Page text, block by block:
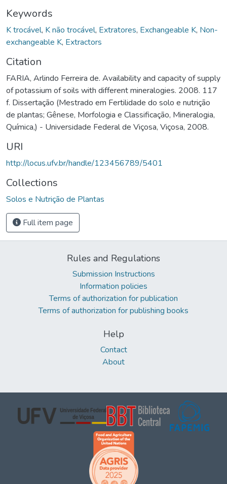
Keywords
K trocável, K não trocável, Extratores, Exchangeable K, Non-
exchangeable K, Extractors
Citation
FARIA, Arlindo Ferreira de. Availability and capacity of supply
of potassium of soils with different mineralogies. 2008. 117
f. Dissertação (Mestrado em Fertilidade do solo e nutrição
de plantas; Gênese, Morfologia e Classificação, Mineralogia,
Química,) - Universidade Federal de Viçosa, Viçosa, 2008.
URI
http://locus.ufv.br/handle/123456789/5401
Collections
Solos e Nutrição de Plantas
Full item page
Rules and Regulations
Submission Instructions
Information policies
Terms of authorization for publication
Terms of authorization for publishing books
Help
Contact
About